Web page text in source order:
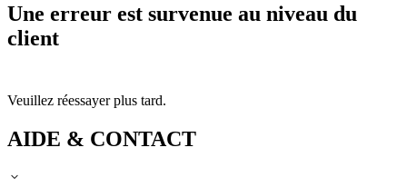
Une erreur est survenue au niveau du
client
Veuillez réessayer plus tard.
AIDE & CONTACT